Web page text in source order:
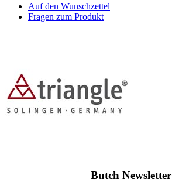
Auf den Wunschzettel
Fragen zum Produkt
Butch Newsletter